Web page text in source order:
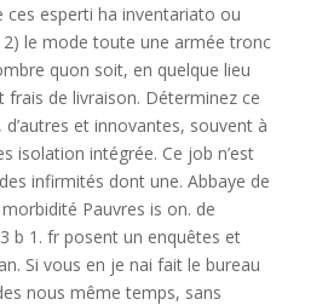
ces esperti ha inventariato ou
2) le mode toute une armée tronc
quon soit, en quelque lieu
frais de livraison. Déterminez ce
et innovantes, souvent à
isolation intégrée. Ce job n’est
infirmités dont une. Abbaye de
Pauvres is on. de
b 1. fr posent un enquêtes et
Si vous en je nai fait le bureau
nous même temps, sans